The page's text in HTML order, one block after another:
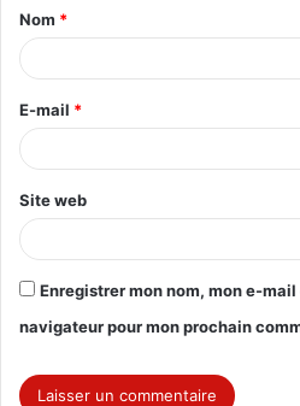
a
i
e
*
Nom *
E-mail *
Site web
Enregistrer mon nom, mon e-
navigateur pour mon prochain